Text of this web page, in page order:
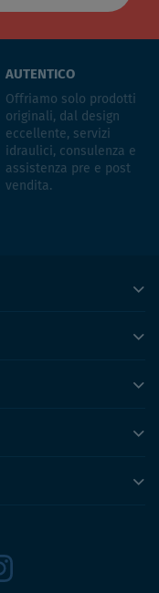
AUTENTICO
Offriamo solo prodotti
originali, dal design
eccellente, servizi
idraulici, consulenza e
assistenza pre e post
vendita.